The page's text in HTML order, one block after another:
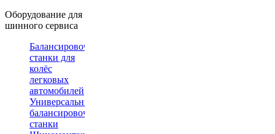
Оборудование для
шинного сервиса
Балансировочные
станки для
колёс
легковых
автомобилей
Универсальные
балансировочные
станки